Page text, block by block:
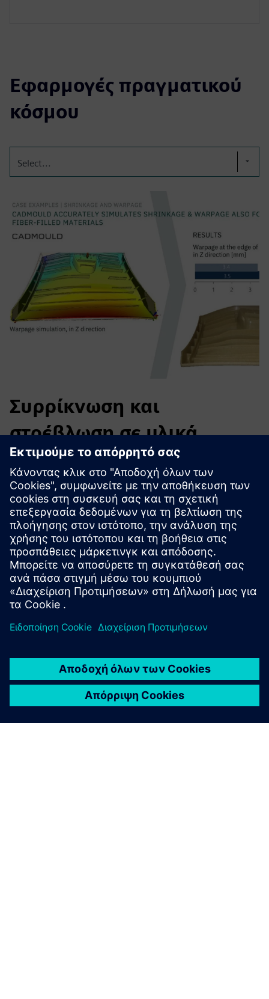
Εφαρμογές πραγματικού
κόσμου
Select...
Συρρίκνωση και
στρέβλωση σε υλικά
γεμάτα ίνες
Πρόκληση: Οι προσανατολισμοί των ινών σε γεμισμένα
υλικά δημιουργούν ανισοτροπικά αποτελέσματα στη
συρρίκνωση, τη στρέβλωση και τη μηχανική απόδοση.
Λύση: Ο προσανατολισμός ινών του CADMOULD και η
προσομοίωση συρρίκνωσης/στρέβλωσης προέβλεψαν τη
συμπεριφορά του εξαρτ
Αποτελέσματα: Η προσομοίωση ταιριάζει με πραγματικές
μετρήσεις, επιβεβαιώνοντας την ακρίβεια.